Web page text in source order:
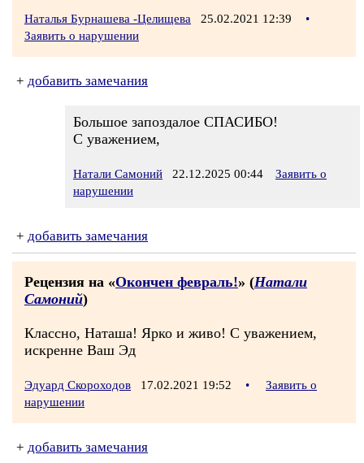
Наталья Бурнашева -Целищева 25.02.2021 12:39
•
Заявить о нарушении
+ добавить замечания
Большое запоздалое СПАСИБО!
С уважением,
Натали Самоний 22.12.2025 00:44
Заявить о
нарушении
+ добавить замечания
Рецензия на «Окончен февраль!» (Натали
Самоний)
Классно, Наташа! Ярко и живо! С уважением,
искренне Ваш Эд
Эдуард Скороходов 17.02.2021 19:52 •
Заявить о
нарушении
+ добавить замечания